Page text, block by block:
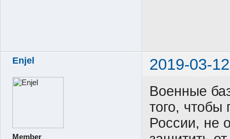
Enjel 2019-03-
Member
Военные
того, чтобы
России, не